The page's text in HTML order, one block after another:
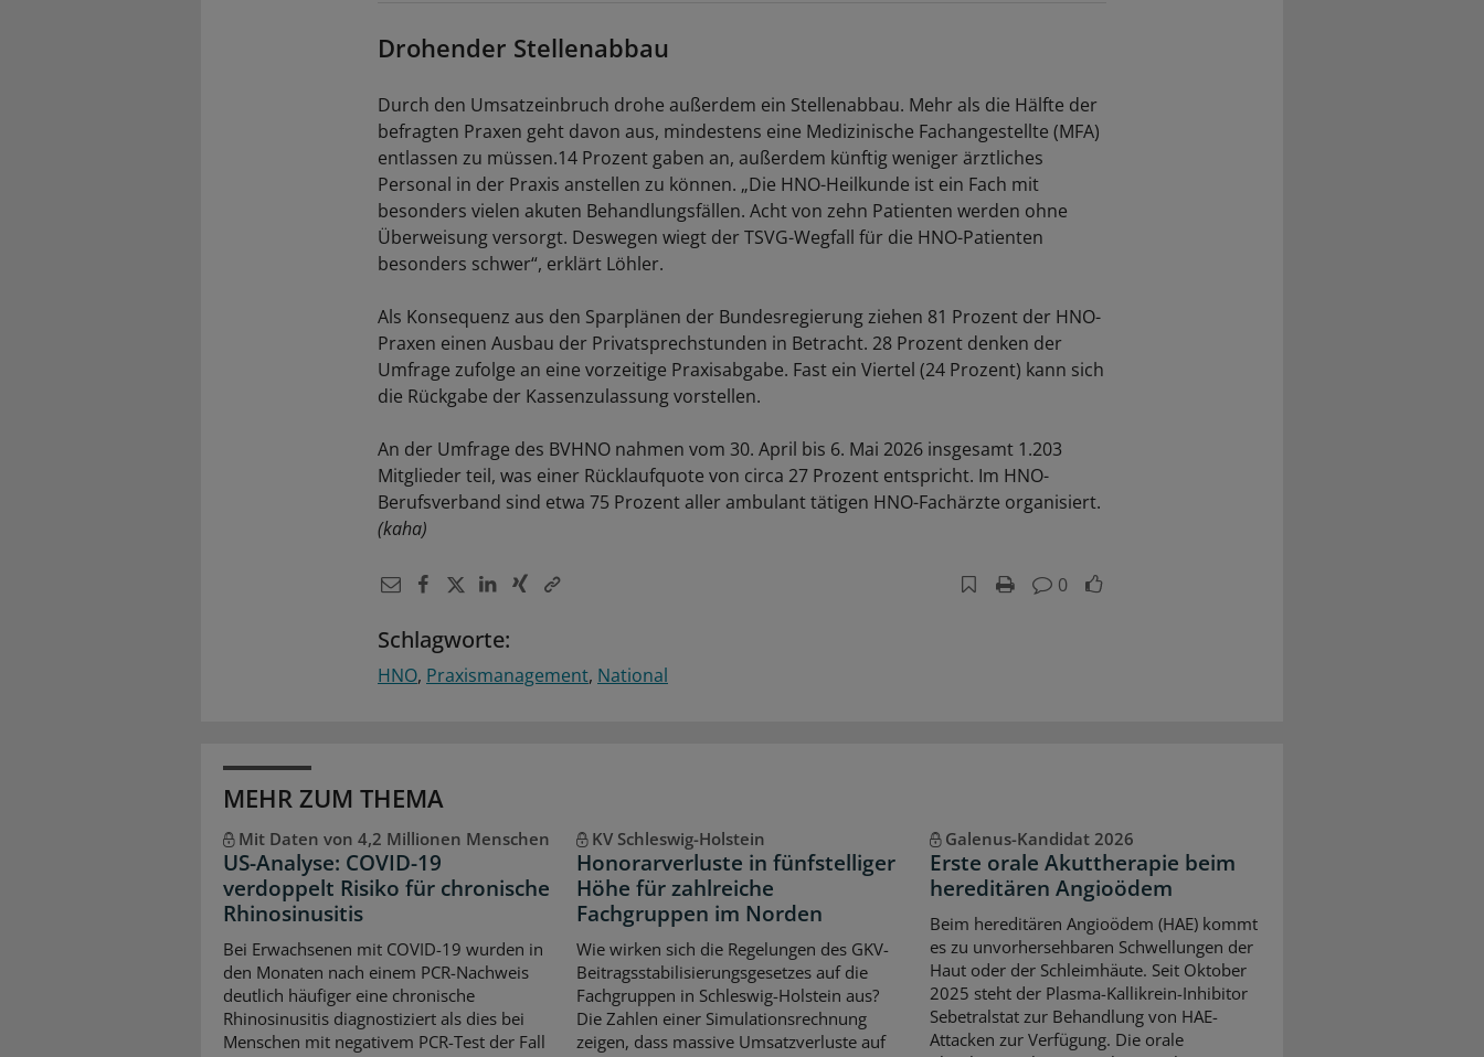
Drohender Stellenabbau
Durch den Umsatzeinbruch drohe außerdem ein Stellenabbau. Mehr als die Hälfte der
befragten Praxen geht davon aus, mindestens eine Medizinische Fachangestellte (MFA)
entlassen zu müssen.14 Prozent gaben an, außerdem künftig weniger ärztliches
Personal in der Praxis anstellen zu können. „Die HNO-Heilkunde ist ein Fach mit
besonders vielen akuten Behandlungsfällen. Acht von zehn Patienten werden ohne
Überweisung versorgt. Deswegen wiegt der TSVG-Wegfall für die HNO-Patienten
besonders schwer“, erklärt Löhler.
Als Konsequenz aus den Sparplänen der Bundesregierung ziehen 81 Prozent der HNO-
Praxen einen Ausbau der Privatsprechstunden in Betracht. 28 Prozent denken der
Umfrage zufolge an eine vorzeitige Praxisabgabe. Fast ein Viertel (24 Prozent) kann sich
die Rückgabe der Kassenzulassung vorstellen.
An der Umfrage des BVHNO nahmen vom 30. April bis 6. Mai 2026 insgesamt 1.203
Mitglieder teil, was einer Rücklaufquote von circa 27 Prozent entspricht. Im HNO-
Berufsverband sind etwa 75 Prozent aller ambulant tätigen HNO-Fachärzte organisiert.
(kaha)
0
Schlagworte:
HNO Praxismanagement National
MEHR ZUM THEMA
Mit Daten von 4,2 Millionen Menschen
US-Analyse: COVID-19
verdoppelt Risiko für chronische
Rhinosinusitis
Bei Erwachsenen mit COVID-19 wurden in
den Monaten nach einem PCR-Nachweis
deutlich häufiger eine chronische
Rhinosinusitis diagnostiziert als dies bei
Menschen mit negativem PCR-Test der Fall
KV Schleswig-Holstein
Honorarverluste in fünfstelliger
Höhe für zahlreiche
Fachgruppen im Norden
Wie wirken sich die Regelungen des GKV-
Beitragsstabilisierungsgesetzes auf die
Fachgruppen in Schleswig-Holstein aus?
Die Zahlen einer Simulationsrechnung
zeigen, dass massive Umsatzverluste auf
Galenus-Kandidat 2026
Erste orale Akuttherapie beim
hereditären Angioödem
Beim hereditären Angioödem (HAE) kommt
es zu unvorhersehbaren Schwellungen der
Haut oder der Schleimhäute. Seit Oktober
2025 steht der Plasma-Kallikrein-Inhibitor
Sebetralstat zur Behandlung von HAE-
Attacken zur Verfügung. Die orale